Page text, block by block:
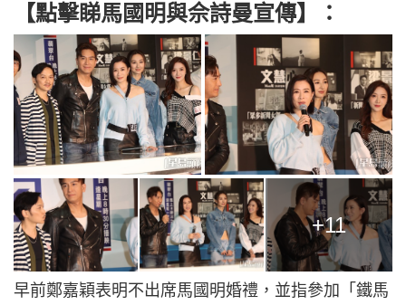
【點擊睇馬國明與佘詩曼宣傳】：
+11
早前鄭嘉穎表明不出席馬國明婚禮，並指參加「鐵馬